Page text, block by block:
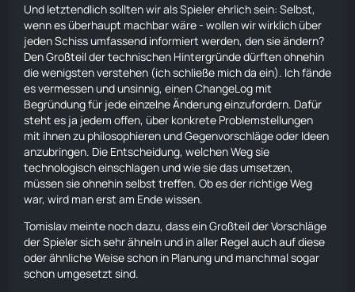
Und letztendlich sollten wir als Spieler ehrlich sein: Selbst,
wenn es überhaupt machbar wäre - wollen wir wirklich über
jeden Schiss umfassend informiert werden, den sie ändern?
Den Großteil der technischen Hintergründe dürften ohnehin
die wenigsten verstehen (ich schließe mich da ein). Ich fände
es vermessen und unsinnig, einen ChangeLog mit
Begründung für jede einzelne Änderung einzufordern. Dafür
steht es ja jedem offen, über konkrete Problemstellungen
mit ihnen zu philosophieren und Gegenvorschläge oder Ideen
anzubringen. Die Entscheidung, welchen Weg sie
technologisch einschlagen und wie sie das umsetzen,
müssen sie ohnehin selbst treffen. Ob es der richtige Weg
war, wird man erst am Ende wissen.
Tomislav meinte noch dazu, dass ein Großteil der Vorschläge
der Spieler sich sehr ähneln und in aller Regel auch auf diese
oder ähnliche Weise schon in Planung und manchmal sogar
schon umgesetzt sind.